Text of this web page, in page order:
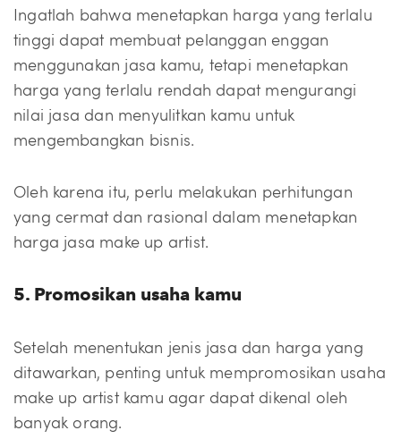
Ingatlah bahwa menetapkan harga yang terlalu
tinggi dapat membuat pelanggan enggan
menggunakan jasa kamu, tetapi menetapkan
harga yang terlalu rendah dapat mengurangi
nilai jasa dan menyulitkan kamu untuk
mengembangkan bisnis.
Oleh karena itu, perlu melakukan perhitungan
yang cermat dan rasional dalam menetapkan
harga jasa make up artist.
5. Promosikan usaha kamu
Setelah menentukan jenis jasa dan harga yang
ditawarkan, penting untuk mempromosikan usaha
make up artist kamu agar dapat dikenal oleh
banyak orang.